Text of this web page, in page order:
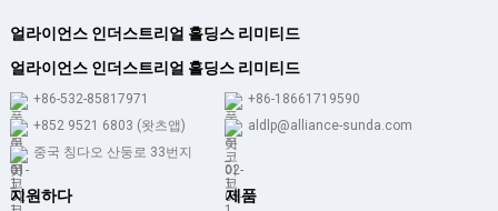
얼라이언스 인더스트리얼 홀딩스 리미티드
얼라이언스 인더스트리얼 홀딩스 리미티드
+86-532-85817971
+86-18661719590
+852 9521 6803 (왓츠앱)
aldlp@alliance-sunda.com
중국 칭다오 산둥로 33번지
지원하다 제품